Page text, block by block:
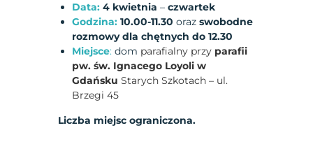
Data: 4 kwietnia – czwartek
Godzina: 10.00-11.30orazswobodne
rozmowy dla chętnych do 12.30
Miejsce: dom parafialny przy parafii
pw. św. Ignacego Loyoli w
Gdańsku Starych Szkotach – ul.
Brzegi 45
Liczba miejsc ograniczona.